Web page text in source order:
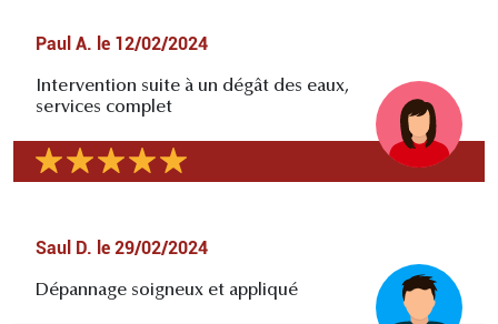
Paul A. le 12/02/2024
Intervention suite à un dégât des eaux,
services complet
Saul D. le 29/02/2024
Dépannage soigneux et appliqué